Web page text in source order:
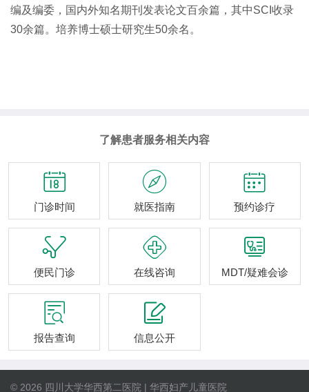
编及编委，国内外知名期刊发表论文百余篇，其中SCI收录
30余篇。培养博士硕士研究生50余名。
了解患者服务相关内容

门诊时间

就医指南

预约诊疗

便民门诊

在线咨询

MDT/疑难会诊

报告查询

信息公开
© 2026 四川大学华西第二医院 | 华西妇产儿童医院